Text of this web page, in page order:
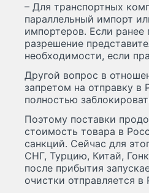
– Для транспортных
параллельный импорт
импортеров. Если
разрешение
необходимости, если
Другой вопрос в
запретом на отправку в
полностью
Поэтому поставки
стоимость товара в
санкций. Сейчас для
СНГ, Турцию, Китай,
после прибытия
очистки отправляется в